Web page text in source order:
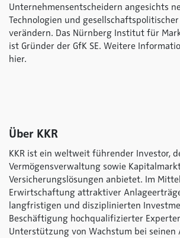
Unternehmensentscheidern angesichts
Technologien und
verändern. Das Nürnberg Institut für
ist Gründer der GfK SE. Weitere
hier.
Über KKR
KKR ist ein weltweit führender Investor,
Vermögensverwaltung sowie
Versicherungslösungen anbietet. Im
Erwirtschaftung attraktiver
langfristigen und disziplinierten
Beschäftigung hochqualifizierter
Unterstützung von Wachstum bei seinen